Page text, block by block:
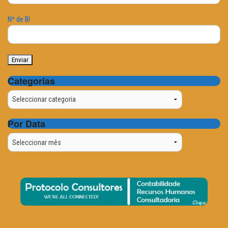
Nº de BI
Categorias
Categorias
Por Data
Por
Data